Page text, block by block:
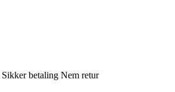
Sikker betaling Nem retur